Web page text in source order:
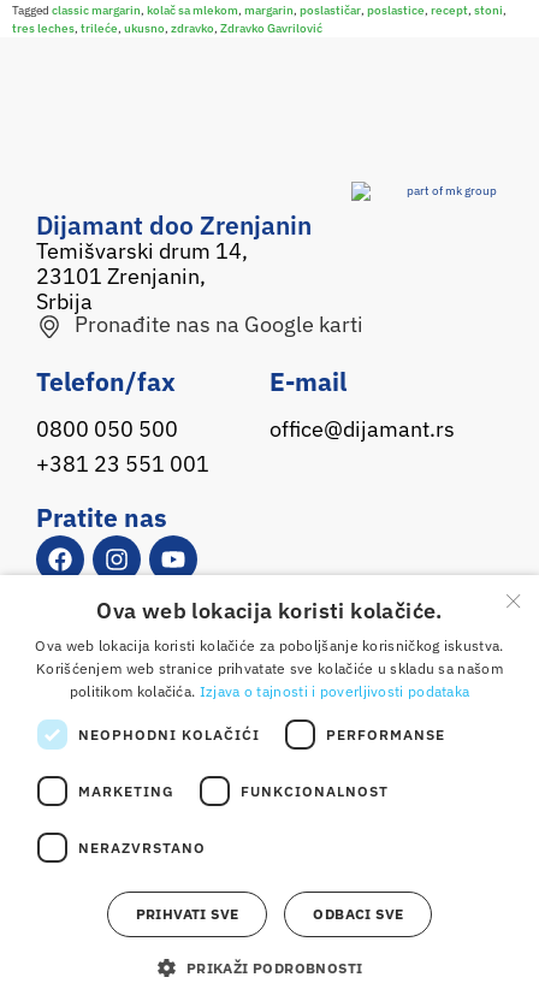
Tagged classic margarin, kolač sa mlekom, margarin, poslastičar, poslastice, recept, stoni,
tres leches, trileće, ukusno, zdravko, Zdravko Gavrilović
Dijamant doo Zrenjanin
Temišvarski drum 14,
23101 Zrenjanin,
Srbija
Pronađite nas na Google karti
Telefon/fax
0800 050 500
+381 23 551 001
E-mail
office@dijamant.rs
Pratite nas
Copyright © 2025 Dijamant doo Zrenjanin. Sva prava
pridržana. Izrada:weblogic
Osnovni podaci
Opšte odredbe i uslovi korišćenja
Izjava o tajnosti i poverljivosti podataka
Etički kodeks
×
Ova web lokacija koristi kolačiće.
Ova web lokacija koristi kolačiće za poboljšanje korisničkog iskustva.
Korišćenjem web stranice prihvatate sve kolačiće u skladu sa našom
politikom kolačića. Izjava o tajnosti i poverljivosti podataka
NEOPHODNI KOLAČIĆI PERFORMANSE
MARKETING FUNKCIONALNOST
NERAZVRSTANO
PRIHVATI SVE ODBACI SVE
PRIKAŽI PODROBNOSTI